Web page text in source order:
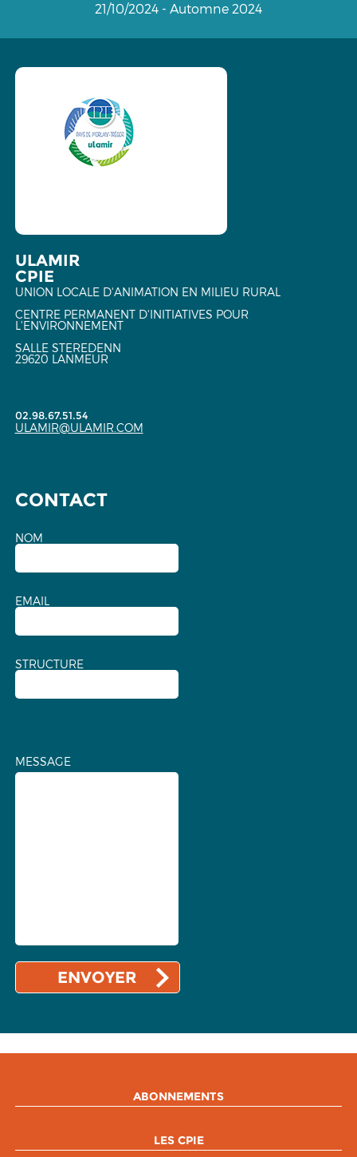
21/10/2024 - Automne 2024
ULAMIR
CPIE
UNION LOCALE D'ANIMATION EN MILIEU RURAL
CENTRE PERMANENT D'INITIATIVES POUR
L'ENVIRONNEMENT
SALLE STEREDENN
29620 LANMEUR
02.98.67.51.54
ULAMIR@ULAMIR.COM
CONTACT
NOM
EMAIL
STRUCTURE
MESSAGE
ABONNEMENTS
LES CPIE